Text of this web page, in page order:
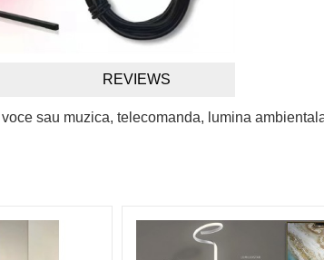
REVIEWS
sau muzica, telecomanda, lumina